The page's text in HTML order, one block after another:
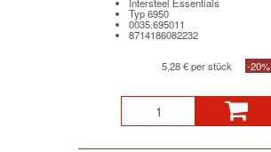
Typ 6950
0035.695011
8714186082232
5,28 € per stück -20%